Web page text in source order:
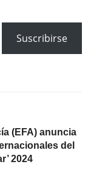
Suscribirse
(EFA) anuncia
del
2024